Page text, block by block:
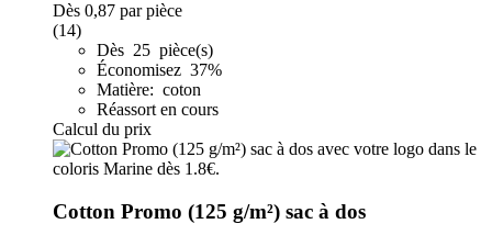
Dès 0,87 par pièce
(14)
Dès 25 pièce(s)
Économisez 37%
Matière: coton
Réassort en cours
Calcul du prix
Cotton Promo (125 g/m²) sac à dos